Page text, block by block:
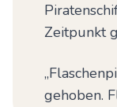
Zeitpunkt
gehoben.